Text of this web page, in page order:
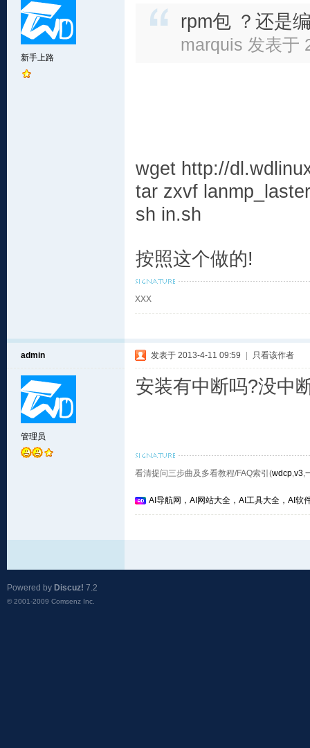
新手上路
rpm包 ？还是
marquis 发表于
wget http://
tar zxvf
sh in.sh
按照这个做的!
XXX
admin
管理员
发表于 2013-4-11 09:59 只看该作者
安装有中断吗?没中
看清提问三步曲及多看教程/FAQ索引(wdcp,v3,
AI导航网，AI网站大全，AI工具大全，AI软
Powered by Discuz! 7.2
© 2001-2009 Comsenz Inc.